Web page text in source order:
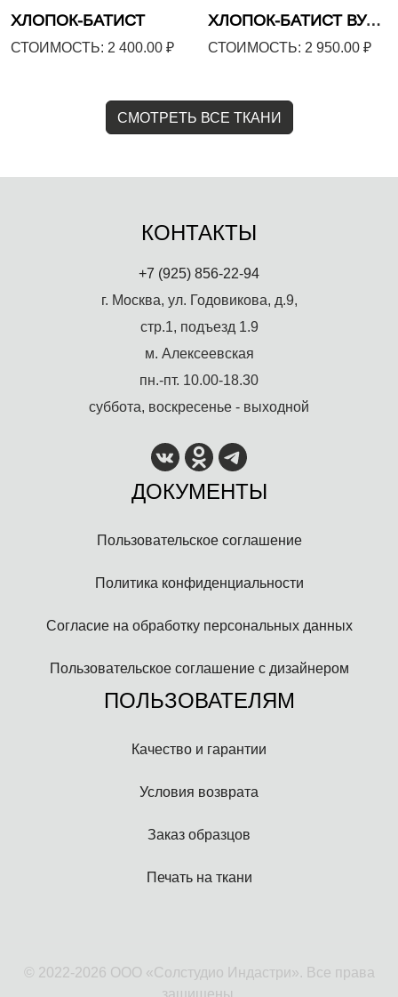
ХЛОПОК-БАТИСТ
СТОИМОСТЬ: 2 400.00 ₽
ХЛОПОК-БАТИСТ ВУАЛЬ
СТОИМОСТЬ: 2 950.00 ₽
СМОТРЕТЬ ВСЕ ТКАНИ
КОНТАКТЫ
+7 (925) 856-22-94
г. Москва, ул. Годовикова, д.9,
стр.1, подъезд 1.9
м. Алексеевская
пн.-пт. 10.00-18.30
суббота, воскресенье - выходной
ДОКУМЕНТЫ
Пользовательское соглашение
Политика конфиденциальности
Согласие на обработку персональных данных
Пользовательское соглашение с дизайнером
ПОЛЬЗОВАТЕЛЯМ
Качество и гарантии
Условия возврата
Заказ образцов
Печать на ткани
© 2022-2026 ООО «Солстудио Индастри». Все права
защищены.